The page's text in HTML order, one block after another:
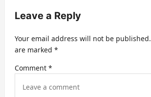
i
a
i
Leave a Reply
Your email address will not be published.
are marked *
Comment *